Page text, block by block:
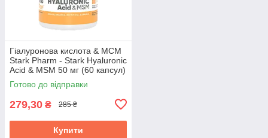
Гіалуронова кислота & МСМ
Stark Pharm - Stark Hyaluronic
Acid & MSM 50 мг (60 капсул)
Готово до відправки
279,30 ₴ 285 ₴
Купити